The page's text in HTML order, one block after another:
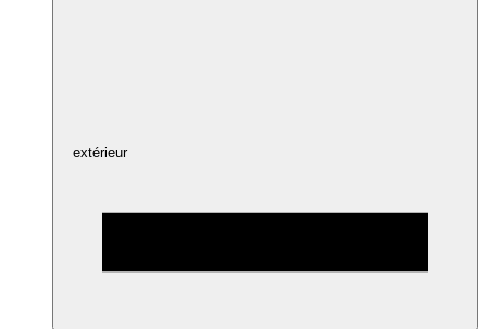
extérieur